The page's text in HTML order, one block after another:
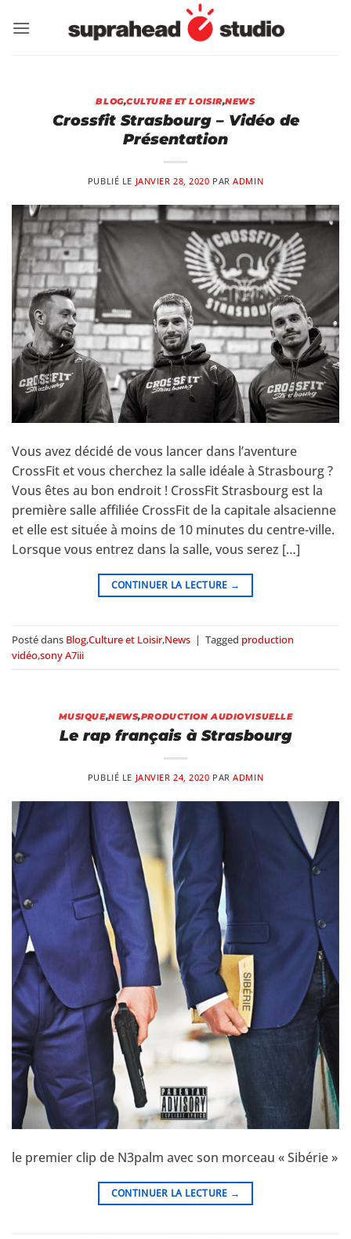
au
BLOG,CULTURE ET LOISIR,NEWS
Crossfit Strasbourg – Vidéo de
Présentation
PUBLIÉ LE JANVIER 28, 2020 PARADMIN
Vous avez décidé de vous lancer dans l’aventure
CrossFit et vous cherchez la salle idéale à Strasbourg ?
Vous êtes au bon endroit ! CrossFit Strasbourg est la
première salle affiliée CrossFit de la capitale alsacienne
et elle est située à moins de 10 minutes du centre-ville.
Lorsque vous entrez dans la salle, vous serez […]
CONTINUER LA LECTURE →
Posté dans Blog,Culture et Loisir,News | Tagged production
vidéo,sony A7iii
MUSIQUE,NEWS,PRODUCTION AUDIOVISUELLE
Le rap français à Strasbourg
PUBLIÉ LE JANVIER 24, 2020 PARADMIN
le premier clip de N3palm avec son morceau « Sibérie »
CONTINUER LA LECTURE →